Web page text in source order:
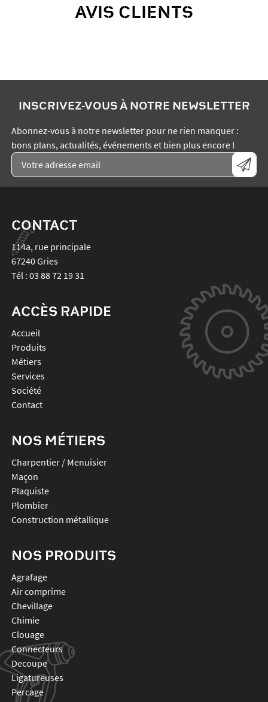
AVIS CLIENTS
INSCRIVEZ-VOUS À NOTRE NEWSLETTER
Abonnez-vous à notre newsletter pour ne rien manquer :
bons plans, actualités, événements et bien plus encore !
CONTACT
114a, rue principale
67240Gries
Tél : 03 88 72 19 31
ACCÈS RAPIDE
Accueil
Produits
Métiers
Services
Société
Contact
NOS MÉTIERS
Charpentier / Menuisier
Maçon
Plaquiste
Plombier
Construction métallique
NOS PRODUITS
agrafage
air comprime
chevillage
chimie
clouage
connecteurs
decoupe
ligatureuses
percage